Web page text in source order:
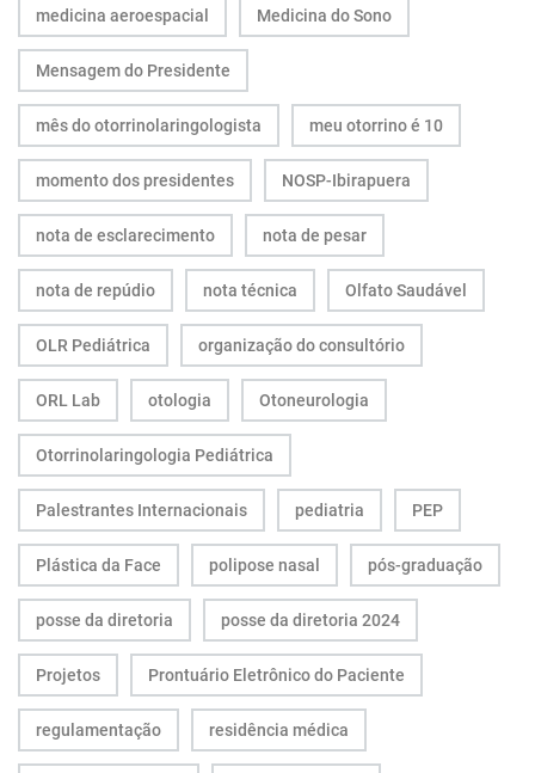
medicina aeroespacial Medicina do Sono
Mensagem do Presidente
mês do otorrinolaringologista meu otorrino é 10
momento dos presidentes NOSP-Ibirapuera
nota de esclarecimento nota de pesar
nota de repúdio nota técnica Olfato Saudável
OLR Pediátrica organização do consultório
ORL Lab otologia Otoneurologia
Otorrinolaringologia Pediátrica
Palestrantes Internacionais pediatria PEP
Plástica da Face polipose nasal pós-graduação
posse da diretoria posse da diretoria 2024
Projetos Prontuário Eletrônico do Paciente
regulamentação residência médica